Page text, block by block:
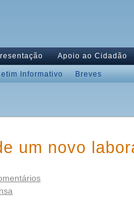
Apoio ao Cidadão
Informativo Breves
um novo